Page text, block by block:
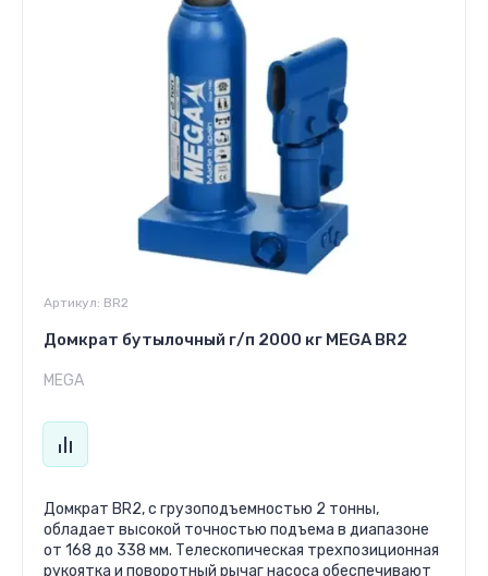
Артикул: BR2
Домкрат бутылочный г/п 2000 кг MEGA BR2
MEGA
Домкрат BR2, с грузоподъемностью 2 тонны,
обладает высокой точностью подъема в диапазоне
от 168 до 338 мм. Телескопическая трехпозиционная
рукоятка и поворотный рычаг насоса обеспечивают